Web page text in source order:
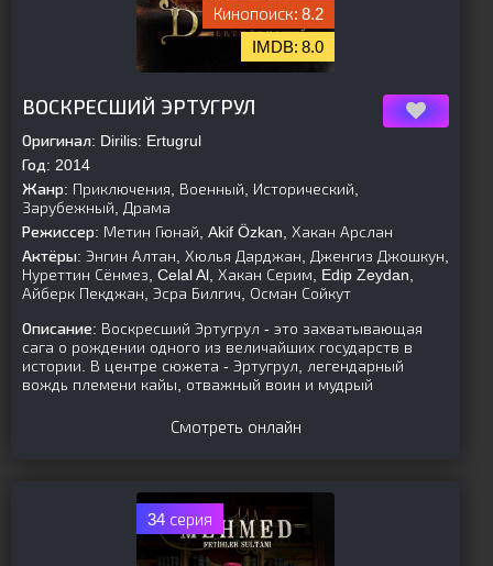
8.2
8.0
ВОСКРЕСШИЙ ЭРТУГРУЛ
Оригинал: Dirilis: Ertugrul
Год: 2014
Жанр: Приключения, Военный, Исторический,
Зарубежный, Драма
Режиссер: Метин Гюнай, Akif Özkan, Хакан Арслан
Актёры: Энгин Алтан, Хюлья Дарджан, Дженгиз Джошкун,
Нуреттин Сёнмез, Celal Al, Хакан Серим, Edip Zeydan,
Айберк Пекджан, Эсра Билгич, Осман Сойкут
Описание: Воскресший Эртугрул - это захватывающая
сага о рождении одного из величайших государств в
истории. В центре сюжета - Эртугрул, легендарный
вождь племени кайы, отважный воин и мудрый
Смотреть онлайн
34 серия